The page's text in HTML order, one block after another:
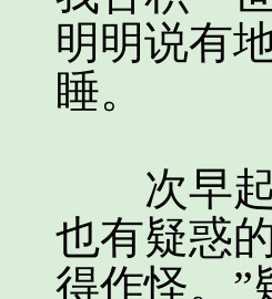
明明说有
睡。
次早起
也有疑惑
得作怪。”